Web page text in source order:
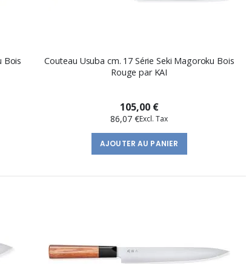
Bois
Couteau Usuba cm. 17 Série Seki Magoroku Bois
Rouge par KAI
105,00 €
86,07 €
AJOUTER AU PANIER